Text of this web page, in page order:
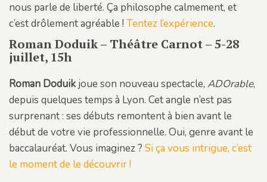
nous parle de liberté. Ça philosophe calmement, et
c’est drôlement agréable ! Tentez l’expérience.
Roman Doduik – Théâtre Carnot – 5-28
juillet, 15h
Roman Doduik joue son nouveau spectacle, ADOrable,
depuis quelques temps à Lyon. Cet angle n’est pas
surprenant : ses débuts remontent à bien avant le
début de votre vie professionnelle. Oui, genre avant le
baccalauréat. Vous imaginez ? Si ça vous intrigue, c’est
le moment de le découvrir !